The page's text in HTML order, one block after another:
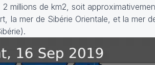
millions de km2, soit
la mer de Sibérie Orientale, et la mer